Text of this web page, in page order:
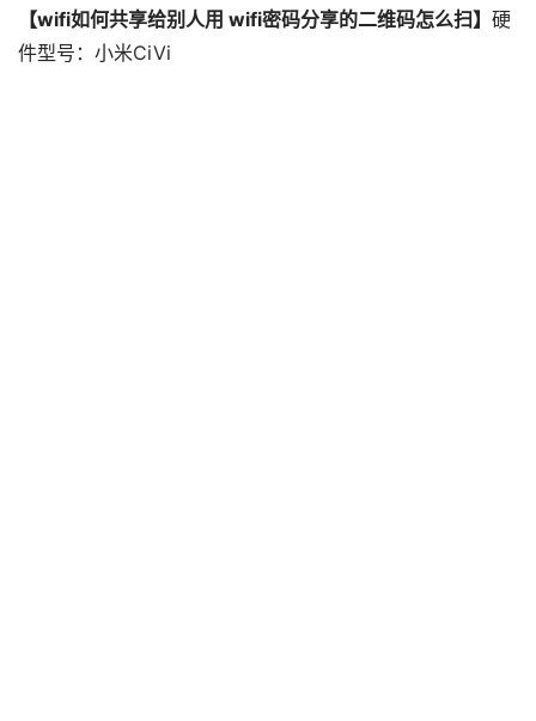
【wifi如何共享给别人用 wifi密码分享的二维码怎么扫】 硬
件型号：小米CiVi